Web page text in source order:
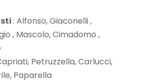
: Alfonso, Giaconelli ,
, Mascolo, Cimadomo ,
Petruzzella, Carlucci,
Paparella